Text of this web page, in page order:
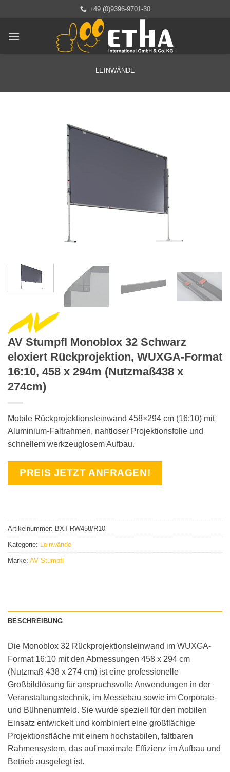
springen
+49 (0)9396-9701-30
LEINWÄNDE
AV Stumpfl Monoblox 32 Schwarz
eloxiert Rückprojektion, WUXGA-Format
16:10, 458 x 294m (Nutzmaß438 x
274cm)
Mobile Rückprojektionsleinwand 458×294 cm (16:10) mit
Aluminium-Faltrahmen, nahtloser Projektionsfolie und
schnellem werkzeuglosem Aufbau.
PREIS JETZT ANFRAGEN!
Artikelnummer: BXT-RW458/R10
Kategorie: Leinwände
Marke: AV Stumpfl
BESCHREIBUNG
Die Monoblox 32 Rückprojektionsleinwand im WUXGA-
Format 16:10 mit den Abmessungen 458 x 294 cm
(Nutzmaß 438 x 274 cm) ist eine professionelle
Großbildlösung für anspruchsvolle Anwendungen in der
Veranstaltungstechnik, im Messebau sowie im Corporate-
und Bühnenumfeld. Sie wurde speziell für den mobilen
Einsatz entwickelt und kombiniert eine großflächige
Projektionsfläche mit einem hochstabilen, faltbaren
Rahmensystem, das auf maximale Effizienz im Aufbau und
Betrieb ausgelegt ist.